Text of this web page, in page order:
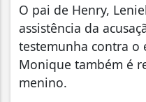
O pai de Henry,
assistência da
testemunha contra o
Monique também é
menino.